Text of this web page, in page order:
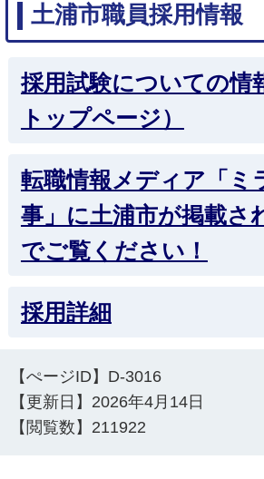
土浦市職員採用情報
採用試験についての情
トップページ）
転職情報メディア「ミ
事」に土浦市が掲載さ
でご覧ください！
採用詳細
【ぺージID】 D-3016
【更新日】 2026年4月14日
【閲覧数】 211922